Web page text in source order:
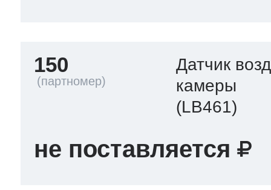
150
Датчик
камеры
(LB461)
не поставляется